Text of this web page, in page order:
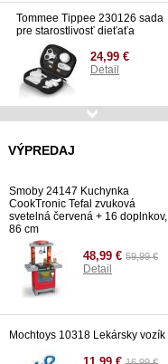
Tommee Tippee 230126 sada
pre starostlivosť dieťaťa
24,99 €
Detail
Detail
VÝPREDAJ
Smoby 24147 Kuchynka
CookTronic Tefal zvuková
svetelná červená + 16 doplnkov,
86 cm
48,99 € 59,99 €
Detail
Mochtoys 10318 Lekársky vozík